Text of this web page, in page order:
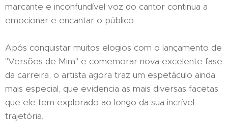
marcante e inconfundível voz do cantor continua a
emocionar e encantar o público.
Após conquistar muitos elogios com o lançamento de
"Versões de Mim" e comemorar nova excelente fase
da carreira, o artista agora traz um espetáculo ainda
mais especial, que evidencia as mais diversas facetas
que ele tem explorado ao longo da sua incrível
trajetória.